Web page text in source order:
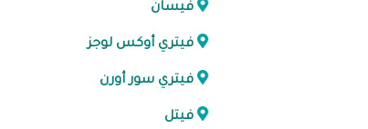
فيسان
فيتري أوكس لوجز
فيتري سور أورن
فيتل